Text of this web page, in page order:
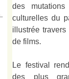
des
culturelles du
illustrée
de films.
Le festival
des plus